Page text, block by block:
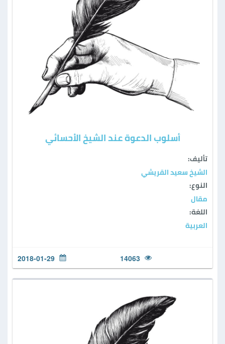
أسلوب الدعوة عند الشيخ الأحسائي
تأليف:
الشيخ سعيد القريشي
النوع:
مقال
اللغة:
العربية
14063
2018-01-29